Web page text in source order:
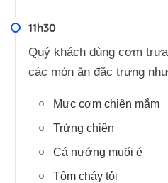
11h30
Quý khách dùng cơm
các món ăn đặc trưng
Mực cơm chiên mắm
Trứng chiên
Cá nướng muối é
Tôm cháy tỏi